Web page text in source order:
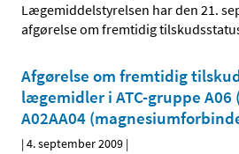
Lægemiddelstyrelsen har den 21.
afgørelse om fremtidig
Afgørelse om fremtidig
lægemidler i ATC-gruppe A06
A02AA04
|4. september 2009 |